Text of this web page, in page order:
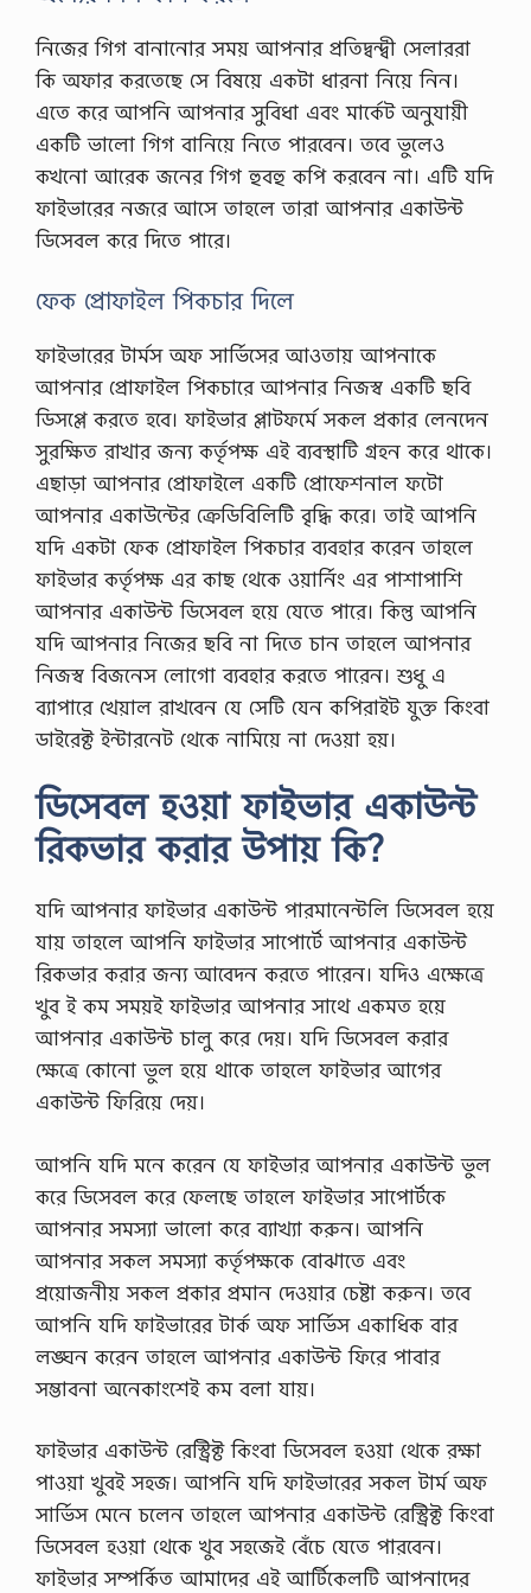
রে
কি
নে
এ
ও
…
নিজের গিগ বানানোর সময় আপনার প্রতিদ্বন্দ্বী সেলাররা
কি অফার করতেছে সে বিষয়ে একটা ধারনা নিয়ে নিন।
এতে করে আপনি আপনার সুবিধা এবং মার্কেট অনুযায়ী
একটি ভালো গিগ বানিয়ে নিতে পারবেন। তবে ভুলেও
কখনো আরেক জনের গিগ হুবহু কপি করবেন না। এটি যদি
ফাইভারের নজরে আসে তাহলে তারা আপনার একাউন্ট
ডিসেবল করে দিতে পারে।
ফেক প্রোফাইল পিকচার দিলে
ফাইভারের টার্মস অফ সার্ভিসের আওতায় আপনাকে
আপনার প্রোফাইল পিকচারে আপনার নিজস্ব একটি ছবি
ডিসপ্লে করতে হবে। ফাইভার প্লাটফর্মে সকল প্রকার লেনদেন
সুরক্ষিত রাখার জন্য কর্তৃপক্ষ এই ব্যবস্থাটি গ্রহন করে থাকে।
এছাড়া আপনার প্রোফাইলে একটি প্রোফেশনাল ফটো
আপনার একাউন্টের ক্রেডিবিলিটি বৃদ্ধি করে। তাই আপনি
যদি একটা ফেক প্রোফাইল পিকচার ব্যবহার করেন তাহলে
ফাইভার কর্তৃপক্ষ এর কাছ থেকে ওয়ার্নিং এর পাশাপাশি
আপনার একাউন্ট ডিসেবল হয়ে যেতে পারে। কিন্তু আপনি
যদি আপনার নিজের ছবি না দিতে চান তাহলে আপনার
নিজস্ব বিজনেস লোগো ব্যবহার করতে পারেন। শুধু এ
ব্যাপারে খেয়াল রাখবেন যে সেটি যেন কপিরাইট যুক্ত কিংবা
ডাইরেক্ট ইন্টারনেট থেকে নামিয়ে না দেওয়া হয়।
ডিসেবল হওয়া ফাইভার একাউন্ট
রিকভার করার উপায় কি?
যদি আপনার ফাইভার একাউন্ট পারমানেন্টলি ডিসেবল হয়ে
যায় তাহলে আপনি ফাইভার সাপোর্টে আপনার একাউন্ট
রিকভার করার জন্য আবেদন করতে পারেন। যদিও এক্ষেত্রে
খুব ই কম সময়ই ফাইভার আপনার সাথে একমত হয়ে
আপনার একাউন্ট চালু করে দেয়। যদি ডিসেবল করার
ক্ষেত্রে কোনো ভুল হয়ে থাকে তাহলে ফাইভার আগের
একাউন্ট ফিরিয়ে দেয়।
আপনি যদি মনে করেন যে ফাইভার আপনার একাউন্ট ভুল
করে ডিসেবল করে ফেলছে তাহলে ফাইভার সাপোর্টকে
আপনার সমস্যা ভালো করে ব্যাখ্যা করুন। আপনি
আপনার সকল সমস্যা কর্তৃপক্ষকে বোঝাতে এবং
প্রয়োজনীয় সকল প্রকার প্রমান দেওয়ার চেষ্টা করুন। তবে
আপনি যদি ফাইভারের টার্ক অফ সার্ভিস একাধিক বার
লঙ্ঘন করেন তাহলে আপনার একাউন্ট ফিরে পাবার
সম্ভাবনা অনেকাংশেই কম বলা যায়।
ফাইভার একাউন্ট রেস্ট্রিক্ট কিংবা ডিসেবল হওয়া থেকে রক্ষা
পাওয়া খুবই সহজ। আপনি যদি ফাইভারের সকল টার্ম অফ
সার্ভিস মেনে চলেন তাহলে আপনার একাউন্ট রেস্ট্রিক্ট কিংবা
ডিসেবল হওয়া থেকে খুব সহজেই বেঁচে যেতে পারবেন।
ফাইভার সম্পর্কিত আমাদের এই আর্টিকেলটি আপনাদের